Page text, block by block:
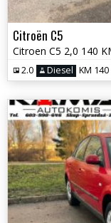
Citroën C5
2.0 Diesel KM 140